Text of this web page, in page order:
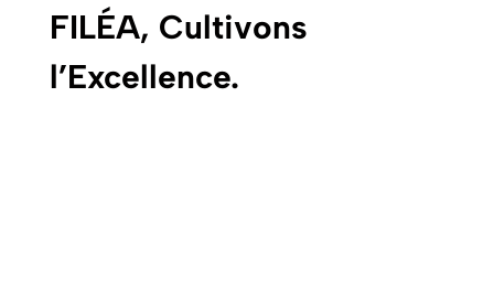
FILÉA, Cultivons
l’Excellence.